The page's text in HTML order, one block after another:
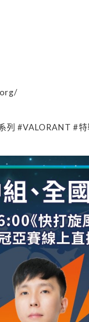
列 #VALORANT #